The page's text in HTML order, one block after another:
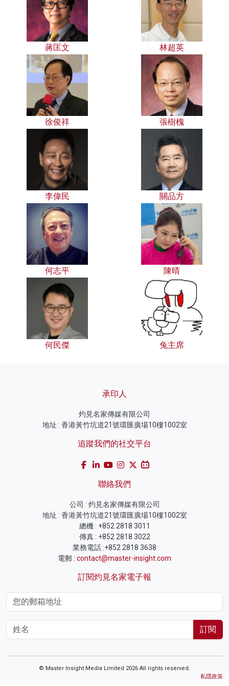
蔣匡文 林超英
徐俊祥 張樹槐
李偉民 關品方
何志平 陳晴
何民傑 兔主席
承印人
灼見名家傳媒有限公司
地址 : 香港黃竹坑道21號環匯廣場10樓1002室
追蹤我們的社交平台
聯絡我們
公司 : 灼見名家傳媒有限公司
地址 : 香港黃竹坑道21號環匯廣場10樓1002室
總機 : +852 2818 3011
傳真 : +852 2818 3022
業務電話 :+852 2818 3638
電郵 : contact@master-insight.com
訂閱灼見名家電子報
訂閱
© Master Insight Media Limited 2026 All rights reserved.
私隱政策